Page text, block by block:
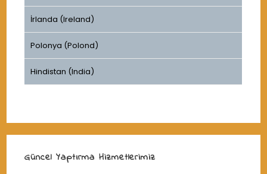
İrlanda (Ireland)
Polonya (Polond)
Hindistan (India)
Güncel Yaptırma Hizmetlerimiz